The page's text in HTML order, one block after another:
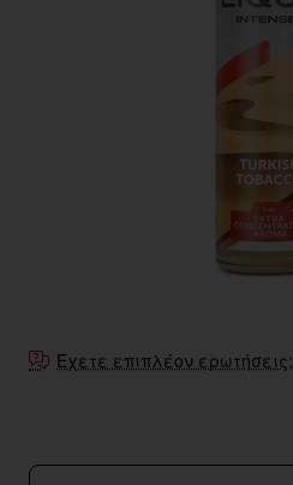
Έχετε επιπλέον ερωτήσεις;